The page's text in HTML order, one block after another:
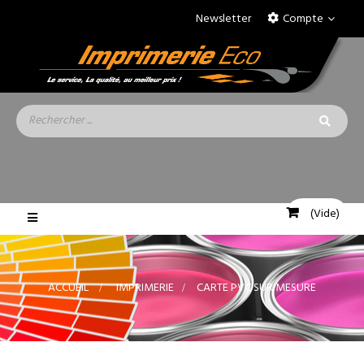
Compte
Newsletter
(Vide)
Basculer
la
navigation
ACCUEIL > IMPRIMERIE > CARTE PVC SUR MESURE